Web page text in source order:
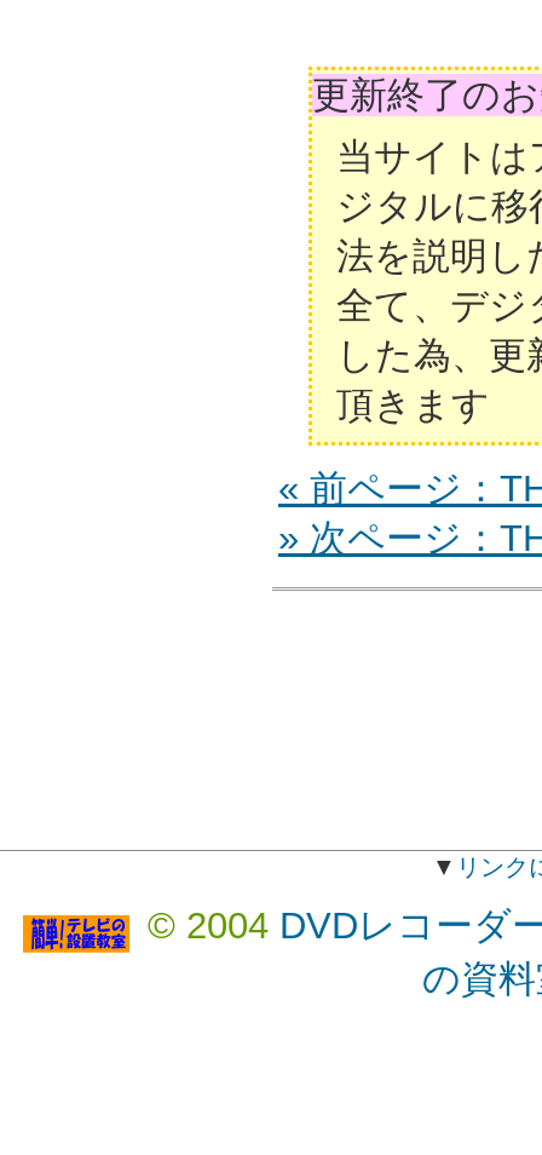
更新終了の
当サイト
ジタルに移
法を説明し
全て、デジ
した為、
頂きます
« 前ページ：
» 次ページ：
▼ リンク
© 2004 DVDレコーダ
の資